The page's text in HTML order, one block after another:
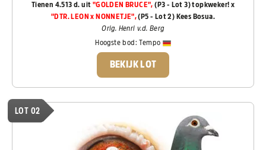
Tienen 4.513 d. uit "GOLDEN BRUCE", (P3 - Lot 3) topkweker! x
"DTR. LEON x NONNETJE",(P5 - Lot 2) Kees Bosua.
Orig. Henri v.d. Berg
Hoogste bod:Tempo
BEKIJK LOT
LOT 02